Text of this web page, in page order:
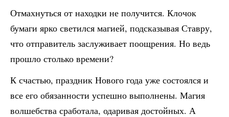
Отмахнуться от находки не получится. Клочок
бумаги ярко светился магией, подсказывая Ставру,
что отправитель заслуживает поощрения. Но ведь
прошло столько времени?
К счастью, праздник Нового года уже состоялся и
все его обязанности успешно выполнены. Магия
волшебства сработала, одаривая достойных. А